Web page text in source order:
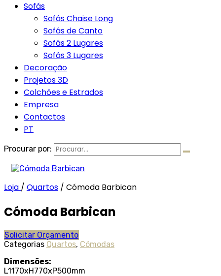
Sofás
Sofás Chaise Long
Sofás de Canto
Sofás 2 Lugares
Sofás 3 Lugares
Decoração
Projetos 3D
Colchões e Estrados
Empresa
Contactos
PT
Procurar por:
Loja / Quartos / Cómoda Barbican
Cómoda Barbican
Solicitar Orçamento
Categorias Quartos, Cómodas
Dimensões:
L1170xH770xP500mm